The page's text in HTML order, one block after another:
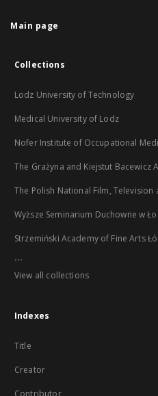
Main page
Collections
Lodz University of Technology
Medical University of Lodz
Nofer Institute of Occupational
The Grażyna and Kiejstut Bacewicz
The Polish National Film, Television
Wyższe Seminarium Duchowne w
Strzemiński Academy of Fine Arts
...
View all collections
Indexes
Title
Creator
Contributor